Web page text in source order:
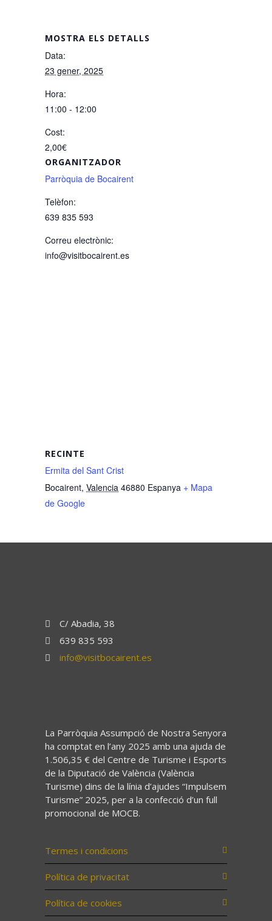
MOSTRA ELS DETALLS
Data:
23 gener, 2025
Hora:
11:00 - 12:00
Cost:
2,00€
ORGANITZADOR
Parròquia de Bocairent
Telèfon:
639 835 593
Correu electrònic:
info@visitbocairent.es
RECINTE
Ermita del Sant Crist
Bocairent, Valencia 46880 Espanya + Mapa
de Google
C/ Abadia, 38
639 835 593
info@visitbocairent.es
La Parròquia Assumpció de Nostra Senyora
ha comptat en l’any 2025 amb una ajuda de
1.506,35 € del Centre de Turisme i Esports
de la Diputació de València (València
Turisme) dins de la línia d’ajudes “Impulsem
Turisme” 2025, per a la confecció d’un full
promocional de MOCB.
Termes i condicions
Política de privacitat
Política de cookies